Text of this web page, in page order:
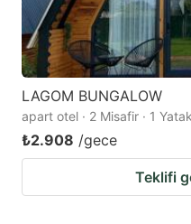
LAGOM BUNGALOW
apart otel · 2 Misafir · 1
₺2.908 /gece
Teklifi